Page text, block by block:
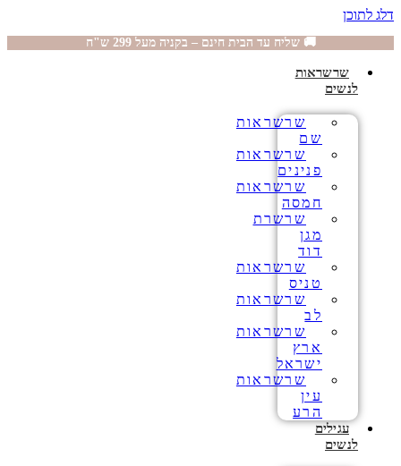
דלג לתוכן
🚚 שליח עד הבית חינם – בקניה מעל 299 ש"ח
שרשראות
לנשים
שרשראות
שם
שרשראות
פנינים
שרשראות
חמסה
שרשרת
מגן
דוד
שרשראות
טניס
שרשראות
לב
שרשראות
ארץ
ישראל
שרשראות
עין
הרע
עגילים
לנשים